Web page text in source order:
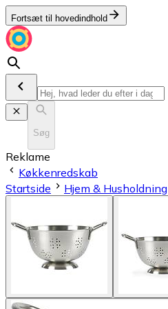
Fortsæt til hovedindhold
Søg
Reklame
Køkkenredskab
Startside
Hjem & Husholdning